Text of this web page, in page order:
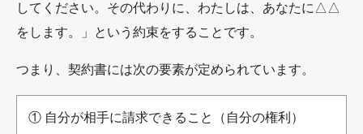
してください。その代わりに、わたしは、あなたに△△
をします。」という約束をすることです。
つまり、契約書には次の要素が定められています。
① 自分が相手に請求できること（自分の権利）